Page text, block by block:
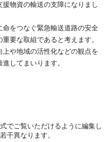
物資の輸送の支障になりまし
をつなぐ緊急輸送道路の安全
要な取組であると考えます。
や地域の活性化などの観点を
してまいります。
でご覧いただけるように編集し
干異なります。